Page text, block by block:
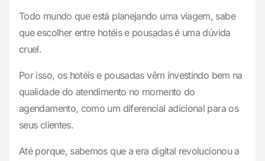
Todo mundo que está planejando uma viagem, sabe
que escolher entre hotéis e pousadas é uma dúvida
cruel.
Por isso, os hotéis e pousadas vêm investindo bem na
qualidade do atendimento no momento do
agendamento, como um diferencial adicional para os
seus clientes.
Até porque, sabemos que a era digital revolucionou a